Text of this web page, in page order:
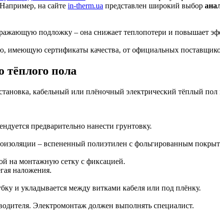
на сайте in-therm.ua представлен широкий выбор
подложку – она снижает теплопотери и повышает
имеющую сертификаты качества, от официальных
тёплого пола
кабельный или плёночный электрический тёплый
предварительно нанести грунтовку.
– вспененный полиэтилен с фольгированным
на монтажную сетку с фиксацией.
наложения.
и укладывается между витками кабеля или под плёнку.
Электромонтаж должен выполнять специалист.